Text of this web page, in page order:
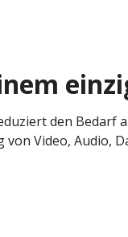
den Bedarf
Video, Audio,